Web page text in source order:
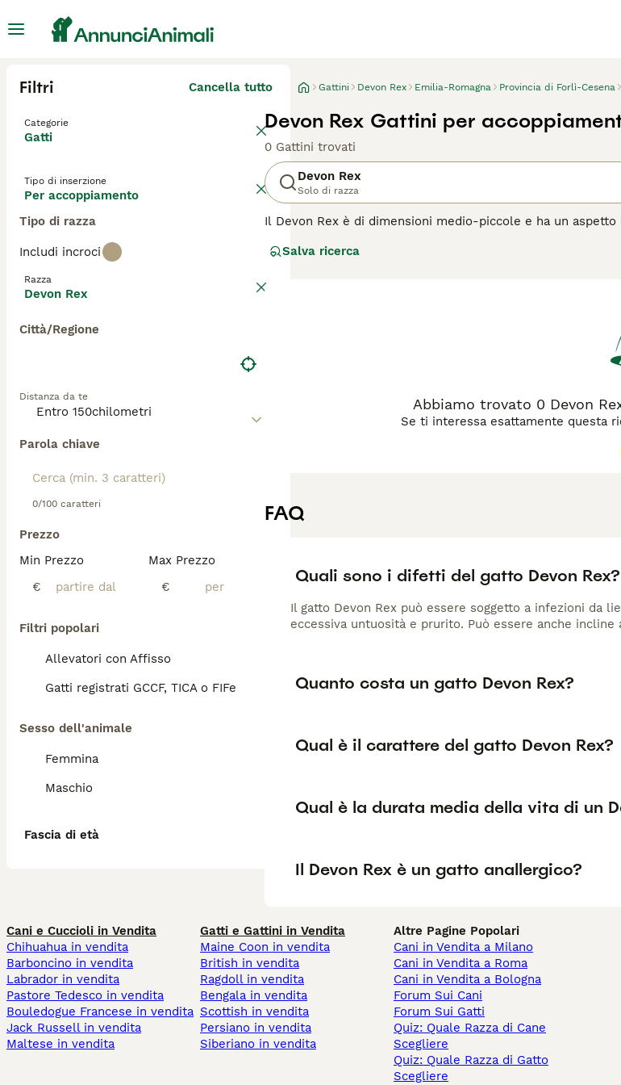
Filtri Cancella tutto
Categorie
Gatti
Tipo di inserzione
Per accoppiamento
Tipo di razza
Includi incroci
Razza
Devon Rex
Città/Regione
Distanza da te
Parola chiave
0/100 caratteri
Prezzo
Min Prezzo
€
Max Prezzo
€
Filtri popolari
Allevatori con Affisso
Gatti registrati GCCF, TICA o FIFe
Sesso dell'animale
Femmina
Maschio
Fascia di età
Gattini Devon Rex Emilia-Romagna Provincia di Forlì-Cesena
Devon Rex Gattini per
0 Gattini trovati
Devon Rex
Solo di razza
Il Devon Rex è di dimensioni medio-piccole e ha un
aspetto unico, il Devon Rex vanta una natura amichevole
per
Salva ricerca
Abbiamo trovato 0 Devon
Se ti interessa esattamente questa
FAQ
Quali sono i difetti del gatto Devon Rex?
Il gatto Devon Rex può essere soggetto a infezioni da
eccessiva untuosità e prurito. Può essere anche
Quanto costa un gatto Devon Rex?
Qual è il carattere del gatto Devon Rex?
Qual è la durata media della vita di un
Il Devon Rex è un gatto anallergico?
Cani e Cuccioli in Vendita
Chihuahua in vendita
Barboncino in vendita
Labrador in vendita
Pastore Tedesco in vendita
Bouledogue Francese in vendita
Jack Russell in vendita
Maltese in vendita
Gatti e Gattini in Vendita
Maine Coon in vendita
British in vendita
Ragdoll in vendita
Bengala in vendita
Scottish in vendita
Persiano in vendita
Siberiano in vendita
Altre Pagine Popolari
Cani in Vendita a Milano
Cani in Vendita a Roma
Cani in Vendita a Bologna
Forum Sui Cani
Forum Sui Gatti
Quiz: Quale Razza di Cane
Scegliere
Quiz: Quale Razza di Gatto
Scegliere